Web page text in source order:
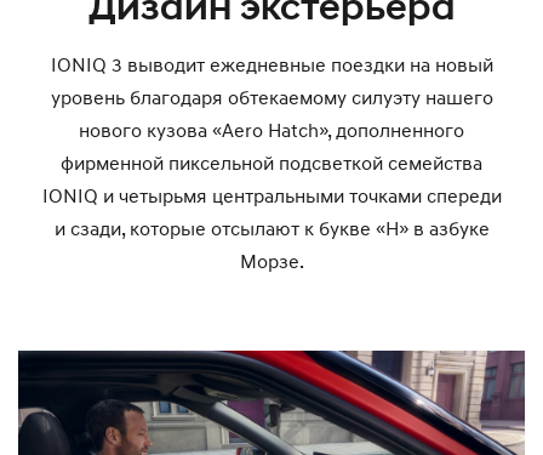
IONIQ 3 выводит ежедневные поездки на новый
уровень благодаря обтекаемому силуэту нашего
нового кузова «Aero Hatch», дополненного
фирменной пиксельной подсветкой семейства
IONIQ и четырьмя центральными точками спереди
и сзади, которые отсылают к букве «H» в азбуке
Морзе.